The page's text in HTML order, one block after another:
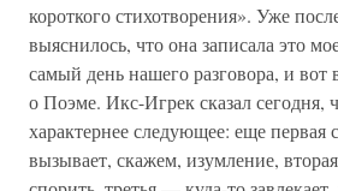
короткого стихотворения». Уже
выяснилось, что она записала это
самый день нашего разговора, и вот
о Поэме. Икс-Игрек сказал сегодня,
характернее следующее: еще первая
вызывает, скажем, изумление,